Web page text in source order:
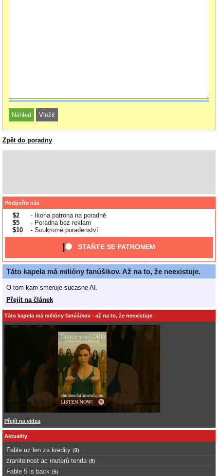
Zpět do poradny
Podpořte nás
$2
- Ikona patrona na poradně
$5
- Poradna bez reklam
$10
- Soukromé poradenství
STAŇTE SE PATRONEM
Táto kapela má milióny fanúšikov. Až na to, že neexistuje.
O tom kam smeruje sucasne AI.
Přejít na článek
Táto kapela má milióny fanúšikov - až na to, že neexistuje
Přejít na videa
Aktuality
Fable uz len za kredity (0)
zranitelnost ac routerů tenda (6)
Fable 5 is back (5)